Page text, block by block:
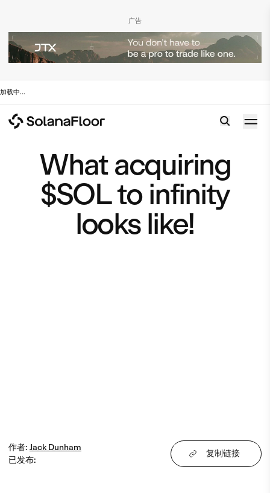
广告
加载中...
What acquiring
$SOL to infinity
looks like!
作者: Jack Dunham
已发布:
复制链接